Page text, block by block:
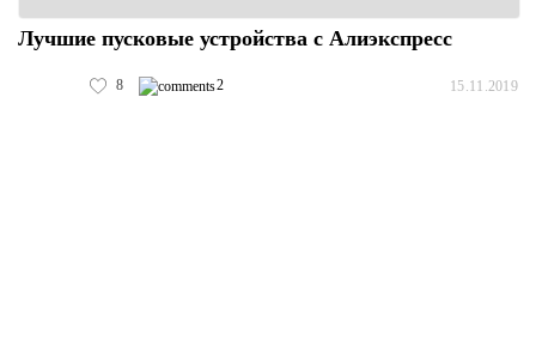
Лучшие пусковые устройства с Алиэкспресс
8 2 15.11.2019